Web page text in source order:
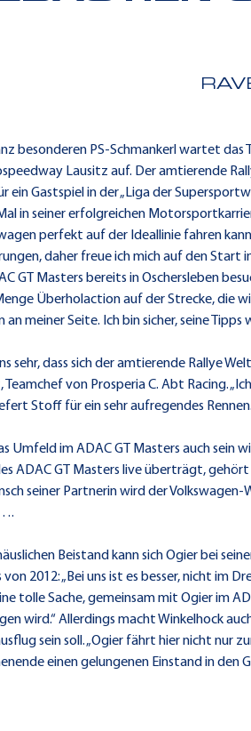
besonderen PS-Schmankerl wartet das
Lausitz auf. Der amtierende
ein Gastspiel in der „Liga der
in seiner erfolgreichen
perfekt auf der Ideallinie fahren
daher freue ich mich auf den Start
GT Masters bereits in Oschersleben
Überholaction auf der Strecke, die
an meiner Seite. Ich bin sicher, seine
sehr, dass sich der amtierende Rallye
Teamchef von Prosperia C. Abt Racing.
Stoff für ein sehr aufregendes
Umfeld im ADAC GT Masters auch sein
ADAC GT Masters live überträgt,
seiner Partnerin wird der Volkswagen-
Beistand kann sich Ogier bei
2012: „Bei uns ist es besser, nicht im
tolle Sache, gemeinsam mit Ogier im
wird.“ Allerdings macht Winkelhock
sein soll. „Ogier fährt hier nicht nur
einen gelungenen Einstand in den